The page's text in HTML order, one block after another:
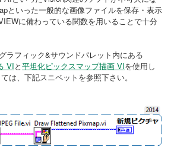
といった一般的な画像ファイルを保存・表示
に備わっている関数を用いることで十分
ラフィック&サウンドパレット内にある
VIと平坦化ピックスマップ描画 VIを使用し
は、下記スニペットを参照下さい。